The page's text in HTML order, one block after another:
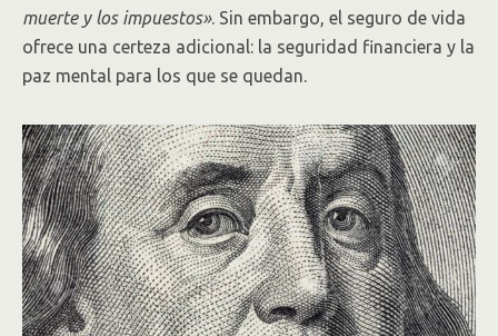
muerte y los impuestos». Sin embargo, el seguro de vida
ofrece una certeza adicional: la seguridad financiera y la
paz mental para los que se quedan.